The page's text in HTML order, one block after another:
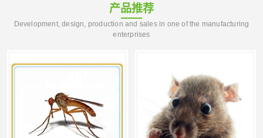
产品推荐
Development, design, production and sales in one of the manufacturing
enterprises